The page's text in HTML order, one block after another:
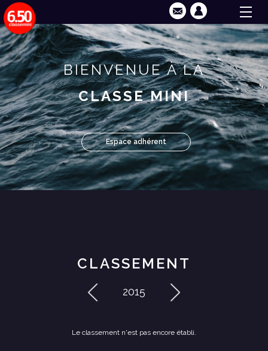
BIENVENUE À LA
CLASSE MINI
Espace adhérent
CLASSEMENT
2015
Le classement n'est pas encore établi.